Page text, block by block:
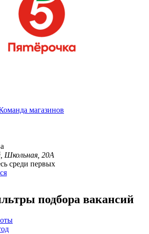
магазинов
Школьная, 20А
среди первых
подбора вакансий